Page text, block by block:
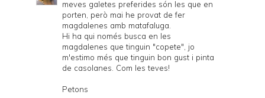
meves galetes preferides són les que en
porten, però mai he provat de fer
magdalenes amb matafaluga.
Hi ha qui només busca en les
magdalenes que tinguin "copete", jo
m'estimo més que tinguin bon gust i pinta
de casolanes. Com les teves!
Petons